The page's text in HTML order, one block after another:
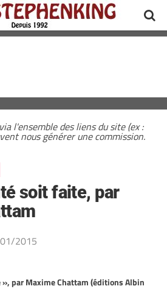
l'ensemble des liens du site (ex :
nous générer une commission.
soit faite, par
2015
par Maxime Chattam (éditions Albin